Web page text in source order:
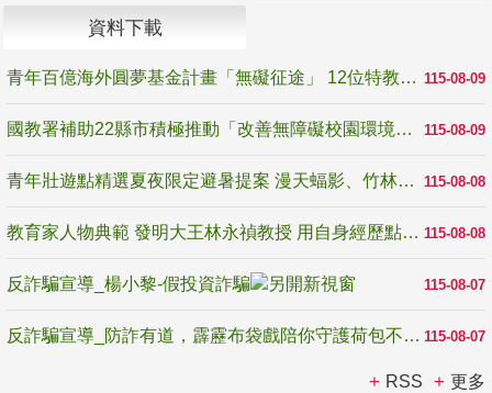
資料下載
115-08-09
青年百億海外圓夢基金計畫「無礙征途」 12位特教與弱勢青年勇闖西班牙 跨越感官限制見證生命蛻變
115-08-09
國教署補助22縣市積極推動「改善無障礙校園環境計畫」 打造友善、安全、無礙學習空間
115-08-08
青年壯遊點精選夏夜限定避暑提案 漫天蝠影、竹林尋蛙、茶香夜觀 邀青年暮色出發
115-08-08
教育家人物典範 發明大王林永禎教授 用自身經歷點亮學生的路
115-08-07
反詐騙宣導_楊小黎-假投資詐騙
115-08-07
反詐騙宣導_防詐有道，霹靂布袋戲陪你守護荷包不受騙
RSS 更多